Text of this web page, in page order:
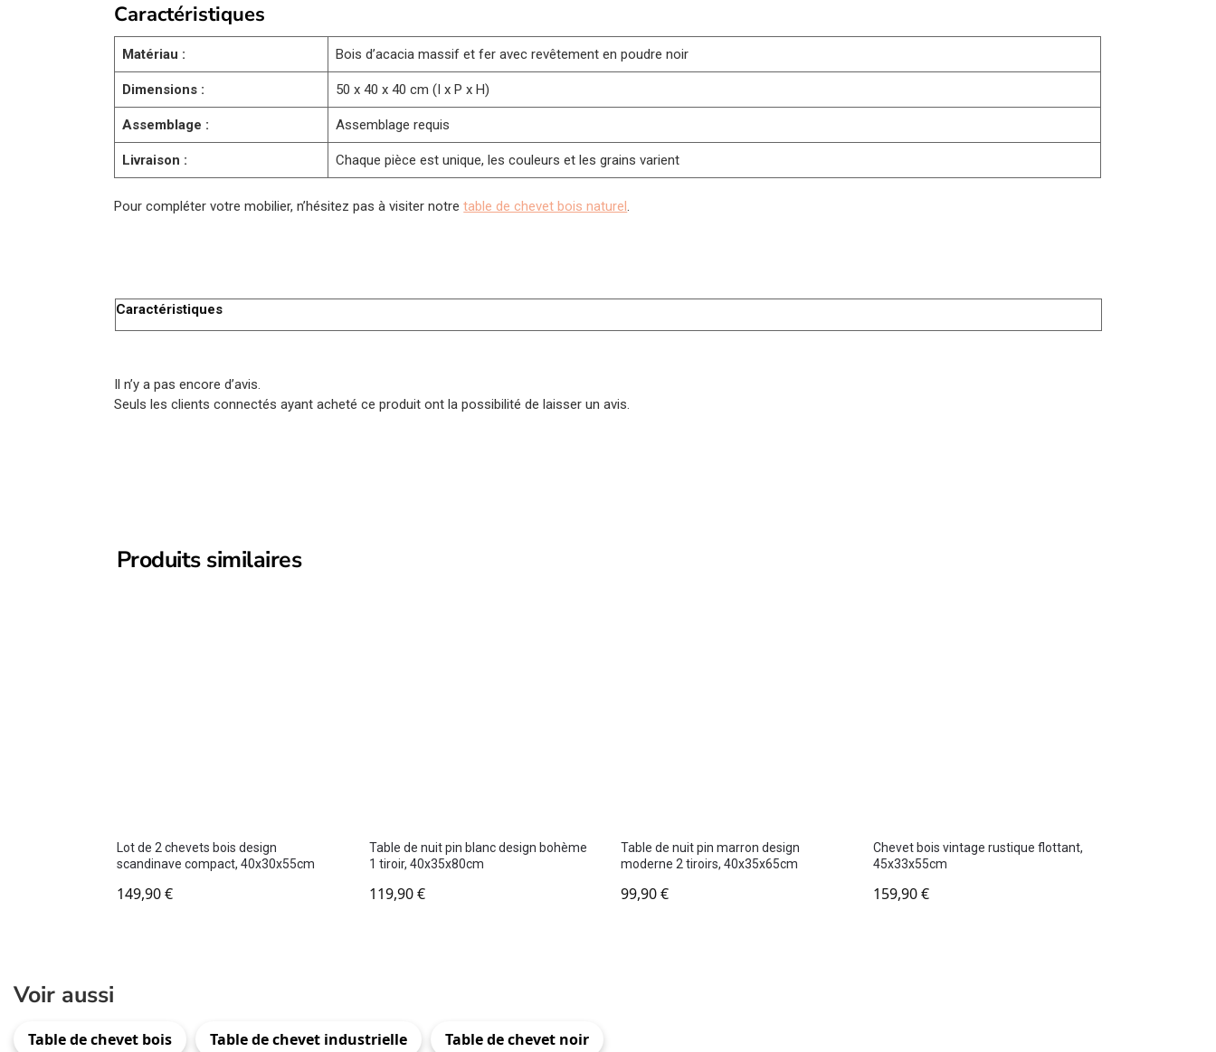
Caractéristiques
Matériau : Bois d’acacia massif et fer avec revêtement en poudre noir
Dimensions : 50 x 40 x 40 cm (I x P x H)
Assemblage : Assemblage requis
Livraison : Chaque pièce est unique, les couleurs et les grains varient
Pour compléter votre mobilier, n’hésitez pas à visiter notretable de chevet bois naturel.
Caractéristiques
Il n’y a pas encore d’avis.
Seuls les clients connectés ayant acheté ce produit ont la possibilité de laisser un avis.
Produits similaires
Lot de 2 chevets bois design
scandinave compact, 40x30x55cm
149,90€
Table de nuit pin blanc design bohème
1 tiroir, 40x35x80cm
119,90€
Table de nuit pin marron design
moderne 2 tiroirs, 40x35x65cm
99,90€
Chevet bois vintage rustique flottant,
45x33x55cm
159,90€
Voir aussi
Table de chevet bois Table de chevet industrielle Table de chevet noir